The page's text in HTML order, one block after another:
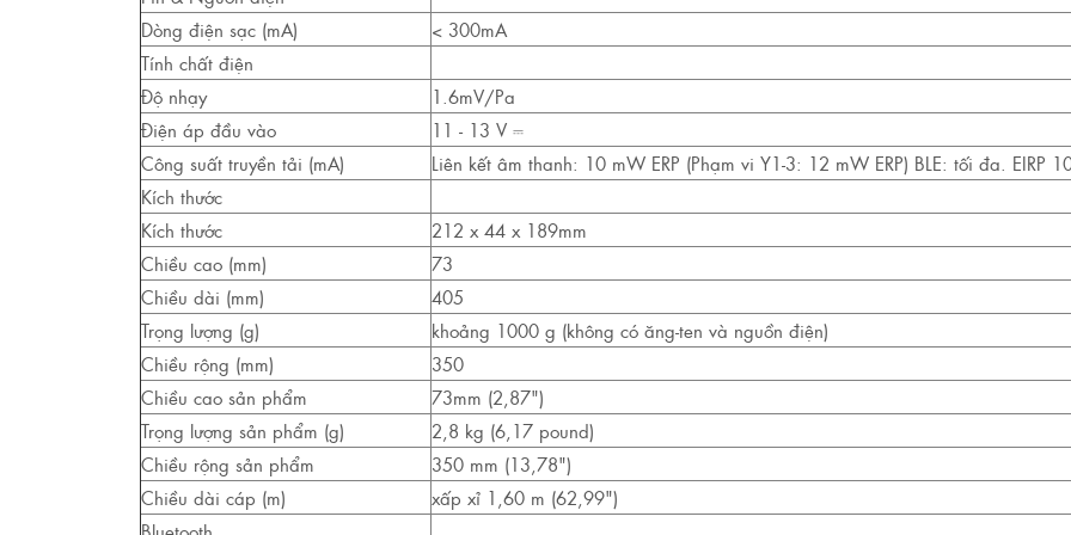
Dòng điện sạc (mA)
< 300mA
Tính chất điện
Độ nhạy
1.6mV/Pa
Điện áp đầu vào
11 - 13 V ⎓
Công suất truyền tải (mA)
Liên kết âm thanh: 10 mW ERP (Phạm vi Y1-3: 12 mW ERP) BLE: tối đa. EIRP
Kích thước
Kích thước
212 x 44 x 189mm
Chiều cao (mm)
73
Chiều dài (mm)
405
Trọng lượng (g)
khoảng 1000 g (không có ăng-ten và nguồn điện)
Chiều rộng (mm)
350
Chiều cao sản phẩm
73mm (2,87")
Trọng lượng sản phẩm (g)
2,8 kg (6,17 pound)
Chiều rộng sản phẩm
350 mm (13,78")
Chiều dài cáp (m)
xấp xỉ 1,60 m (62,99")